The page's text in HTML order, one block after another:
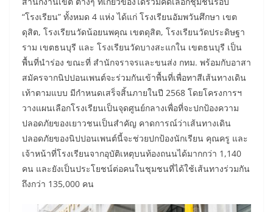
“โรงเรียน” ทั้งหมด 4 แห่ง ได้แก่ โรงเรียนอัมพวันศึกษา เขต
ดุสิต, โรงเรียนวัดน้อยนพคุณ เขตดุสิต, โรงเรียนวัดประดิษฐา
ราม เขตธนบุรี และ โรงเรียนวัดบางสะแกใน เขตธนบุรี เป็น
พื้นที่นำร่อง ขณะที่ สำนักจราจรและขนส่ง กทม. พร้อมกับอาสา
สมัครจากนิปปอนเพนต์จะร่วมกันเข้าพื้นที่เพื่อทาสีเส้นทางเดิน
เท้าตามแบบ มีกำหนดเสร็จสิ้นภายในปี 2568 โดยโครงการฯ
วางแผนเลือกโรงเรียนเป็นจุดศูนย์กลางเพื่อที่จะปกป้องความ
ปลอดภัยของเยาวชนเป็นสำคัญ คาดการณ์ว่าเส้นทางเดิน
ปลอดภัยของนิปปอนเพนต์นี้จะช่วยปกป้องนักเรียน คุณครู และ
เจ้าหน้าที่โรงเรียนจากอุบัติเหตุบนท้องถนนได้มากกว่า 1,140
คน และยังเป็นประโยชน์ต่อคนในชุมชนที่ได้ใช้เส้นทางร่วมกัน
ถึงกว่า 135,000 คน